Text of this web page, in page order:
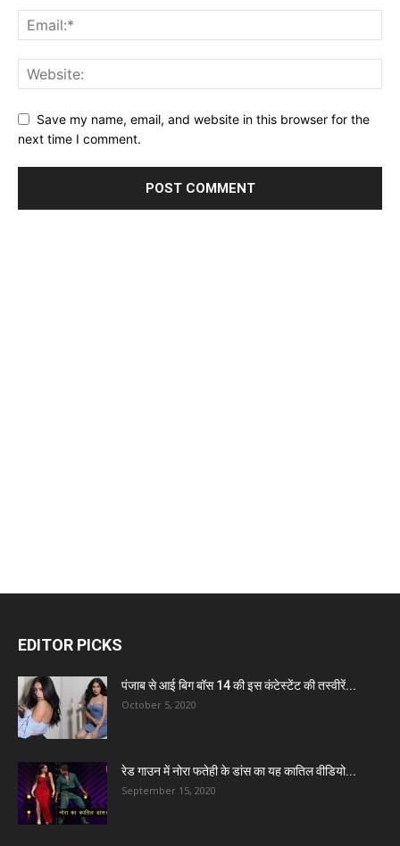
Save my name, email, and website in this browser for the
next time I comment.
EDITOR PICKS
पंजाब से आई बिग बॉस 14 की इस कंटेस्टेंट की तस्वीरें...
October 5, 2020
रेड गाउन में नोरा फतेही के डांस का यह कातिल वीडियो...
September 15, 2020